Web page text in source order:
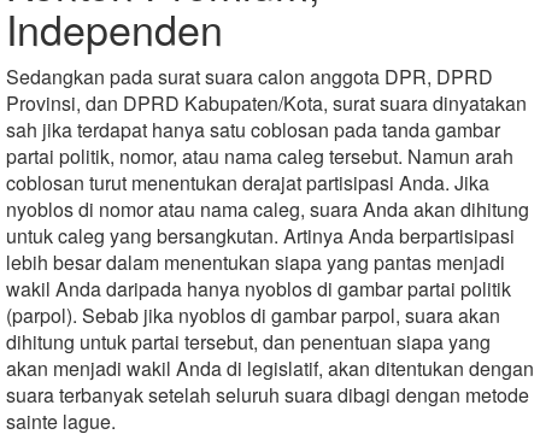
Independen
Sedangkan pada surat suara calon anggota DPR, DPRD
Provinsi, dan DPRD Kabupaten/Kota, surat suara dinyatakan
sah jika terdapat hanya satu coblosan pada tanda gambar
partai politik, nomor, atau nama caleg tersebut. Namun arah
coblosan turut menentukan derajat partisipasi Anda. Jika
nyoblos di nomor atau nama caleg, suara Anda akan dihitung
untuk caleg yang bersangkutan. Artinya Anda berpartisipasi
lebih besar dalam menentukan siapa yang pantas menjadi
wakil Anda daripada hanya nyoblos di gambar partai politik
(parpol). Sebab jika nyoblos di gambar parpol, suara akan
dihitung untuk partai tersebut, dan penentuan siapa yang
akan menjadi wakil Anda di legislatif, akan ditentukan dengan
suara terbanyak setelah seluruh suara dibagi dengan metode
sainte lague.